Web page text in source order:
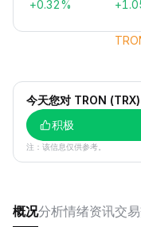
+0.32%
今天您对 TRON
积极
注：该信息仅供参考。
概况分析情绪资讯交易